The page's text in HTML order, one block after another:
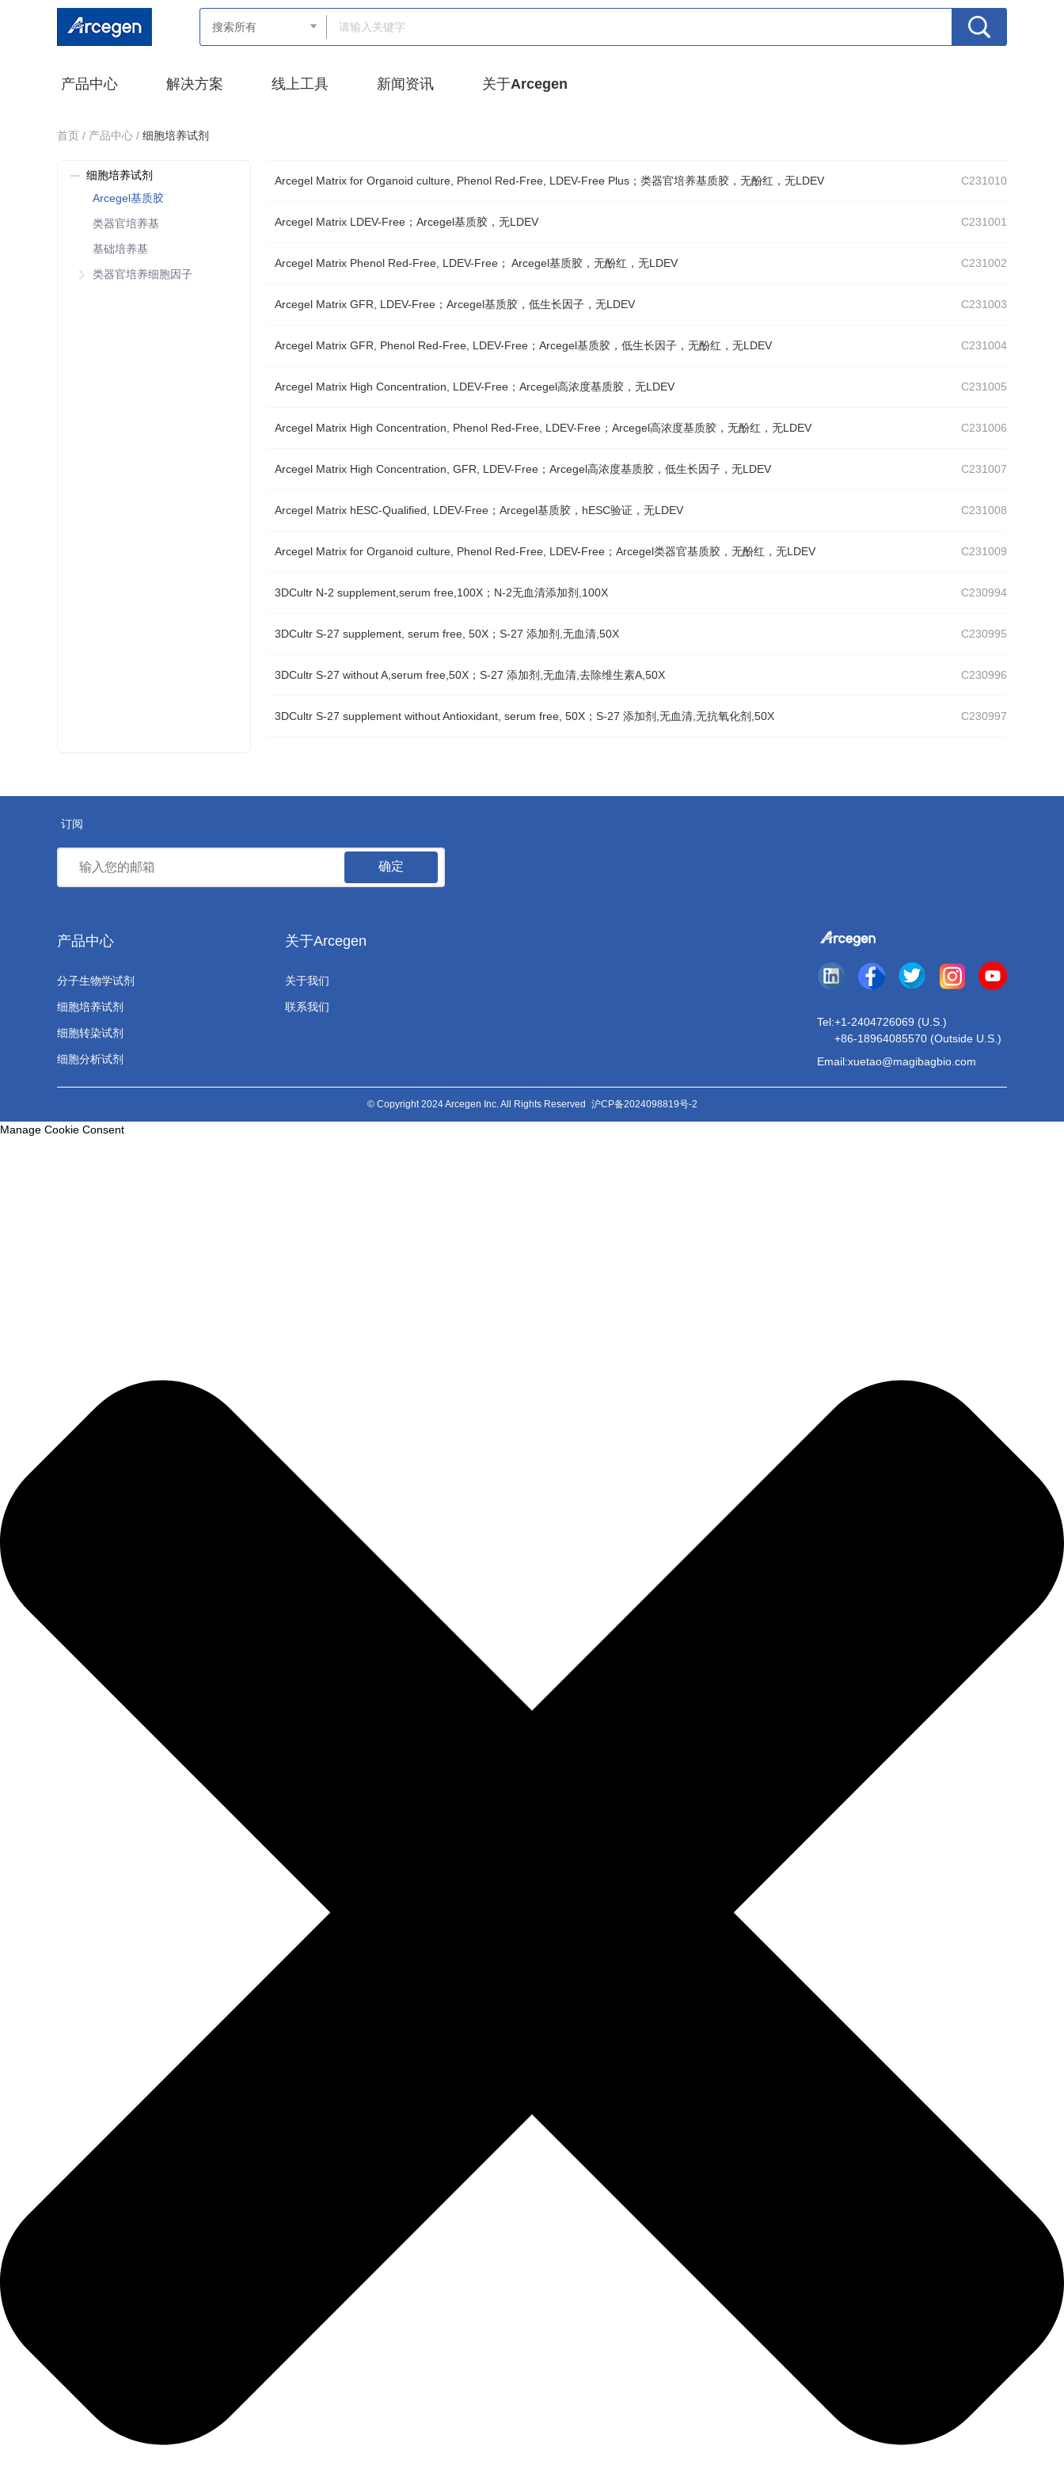
产品中心 解决方案 线上工具 新闻资讯 关于Arcegen
首页 / 产品中心 / 细胞培养试剂
细胞培养试剂
Arcegel基质胶
类器官培养基
基础培养基
类器官培养细胞因子
Arcegel Matrix for Organoid culture, Phenol Red-Free, LDEV-Free Plus；类器官培养基质胶，无酚红，无LDEV C231010
Arcegel Matrix LDEV-Free；Arcegel基质胶，无LDEV C231001
Arcegel Matrix Phenol Red-Free, LDEV-Free； Arcegel基质胶，无酚红，无LDEV C231002
Arcegel Matrix GFR, LDEV-Free；Arcegel基质胶，低生长因子，无LDEV C231003
Arcegel Matrix GFR, Phenol Red-Free, LDEV-Free；Arcegel基质胶，低生长因子，无酚红，无LDEV C231004
Arcegel Matrix High Concentration, LDEV-Free；Arcegel高浓度基质胶，无LDEV C231005
Arcegel Matrix High Concentration, Phenol Red-Free, LDEV-Free；Arcegel高浓度基质胶，无酚红，无LDEV C231006
Arcegel Matrix High Concentration, GFR, LDEV-Free；Arcegel高浓度基质胶，低生长因子，无LDEV C231007
Arcegel Matrix hESC-Qualified, LDEV-Free；Arcegel基质胶，hESC验证，无LDEV C231008
Arcegel Matrix for Organoid culture, Phenol Red-Free, LDEV-Free；Arcegel类器官基质胶，无酚红，无LDEV C231009
3DCultr N-2 supplement,serum free,100X；N-2无血清添加剂,100X C230994
3DCultr S-27 supplement, serum free, 50X；S-27 添加剂,无血清,50X C230995
3DCultr S-27 without A,serum free,50X；S-27 添加剂,无血清,去除维生素A,50X C230996
3DCultr S-27 supplement without Antioxidant, serum free, 50X；S-27 添加剂,无血清,无抗氧化剂,50X C230997
订阅
确定
产品中心
分子生物学试剂
细胞培养试剂
细胞转染试剂
细胞分析试剂
关于Arcegen
关于我们
联系我们
Tel:+1-2404726069 (U.S.)
+86-18964085570 (Outside U.S.)
Email:xuetao@magibagbio.com
© Copyright 2024 Arcegen Inc. All Rights Reserved 沪CP备2024098819号-2
Manage Cookie Consent